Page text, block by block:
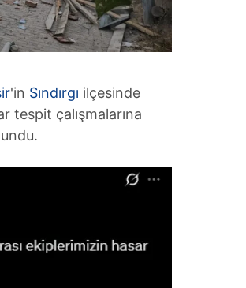
'in Sındırgı ilçesinde
tespit çalışmalarına